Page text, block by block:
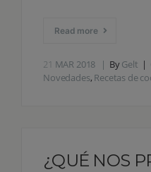
Read more
21 MAR 2018 ByGelt
Novedades, Recetas de
¿QUÉ NOS